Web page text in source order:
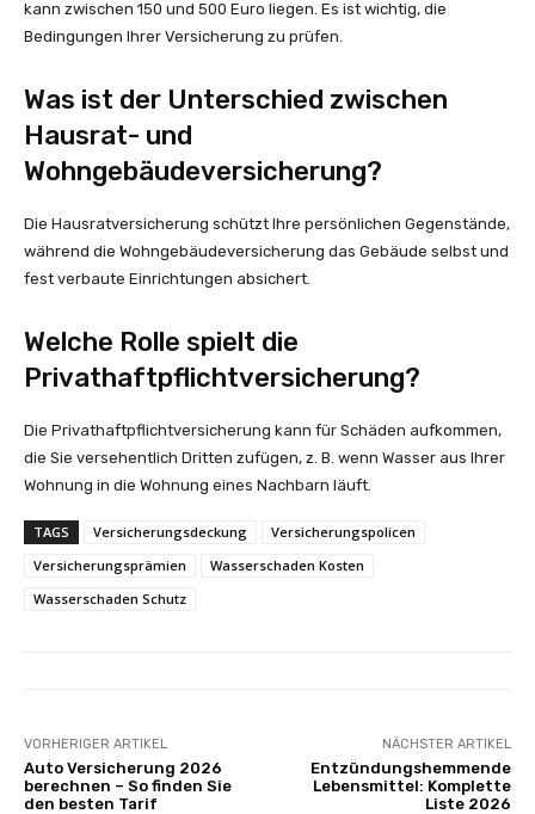
kann zwischen 150 und 500 Euro liegen. Es ist wichtig, die
Bedingungen Ihrer Versicherung zu prüfen.
Was ist der Unterschied zwischen
Hausrat- und
Wohngebäudeversicherung?
Die Hausratversicherung schützt Ihre persönlichen Gegenstände,
während die Wohngebäudeversicherung das Gebäude selbst und
fest verbaute Einrichtungen absichert.
Welche Rolle spielt die
Privathaftpflichtversicherung?
Die Privathaftpflichtversicherung kann für Schäden aufkommen,
die Sie versehentlich Dritten zufügen, z. B. wenn Wasser aus Ihrer
Wohnung in die Wohnung eines Nachbarn läuft.
TAGS Versicherungsdeckung
Versicherungspolicen
Versicherungsprämien
Wasserschaden Kosten
Wasserschaden Schutz
VORHERIGER ARTIKEL
Auto Versicherung 2026
berechnen – So finden Sie
den besten Tarif
NÄCHSTER ARTIKEL
Entzündungshemmende
Lebensmittel: Komplette
Liste 2026